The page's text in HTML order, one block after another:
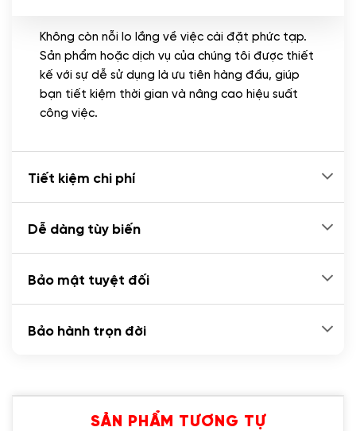
CÀI ĐẶT PLUGINS
Cài đặt plugin theo yêu cầu
(+100.000 VND)
Cài plugin xử lý thanh toán tự động qua
Không còn nỗi lo lắng về việc cài đặt phức tạp.
Sản phẩm hoặc dịch vụ của chúng tôi được thiết
kế với sự dễ sử dụng là ưu tiên hàng đầu, giúp
bạn tiết kiệm thời gian và nâng cao hiệu suất
công việc.
Tiết kiệm chi phí
Dễ dàng tùy biến
Bảo mật tuyệt đối
Bảo hành trọn đời
SẢN PHẨM TƯƠNG TỰ